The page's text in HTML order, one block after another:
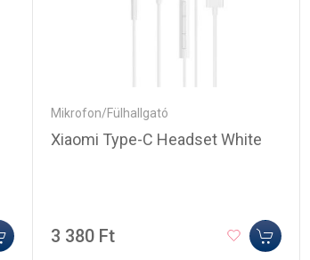
Mikrofon/Fülhallgató
Xiaomi Type-C Headset White
3 380 Ft